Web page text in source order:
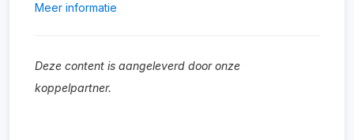
Meer informatie
Deze content is aangeleverd door onze
koppelpartner.